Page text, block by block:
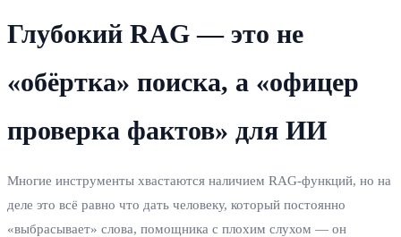
Глубокий RAG — это не
«обёртка» поиска, а «офицер
проверка фактов» для ИИ
Многие инструменты хвастаются наличием RAG‑функций, но на
деле это всё равно что дать человеку, который постоянно
«выбрасывает» слова, помощника с плохим слухом — он